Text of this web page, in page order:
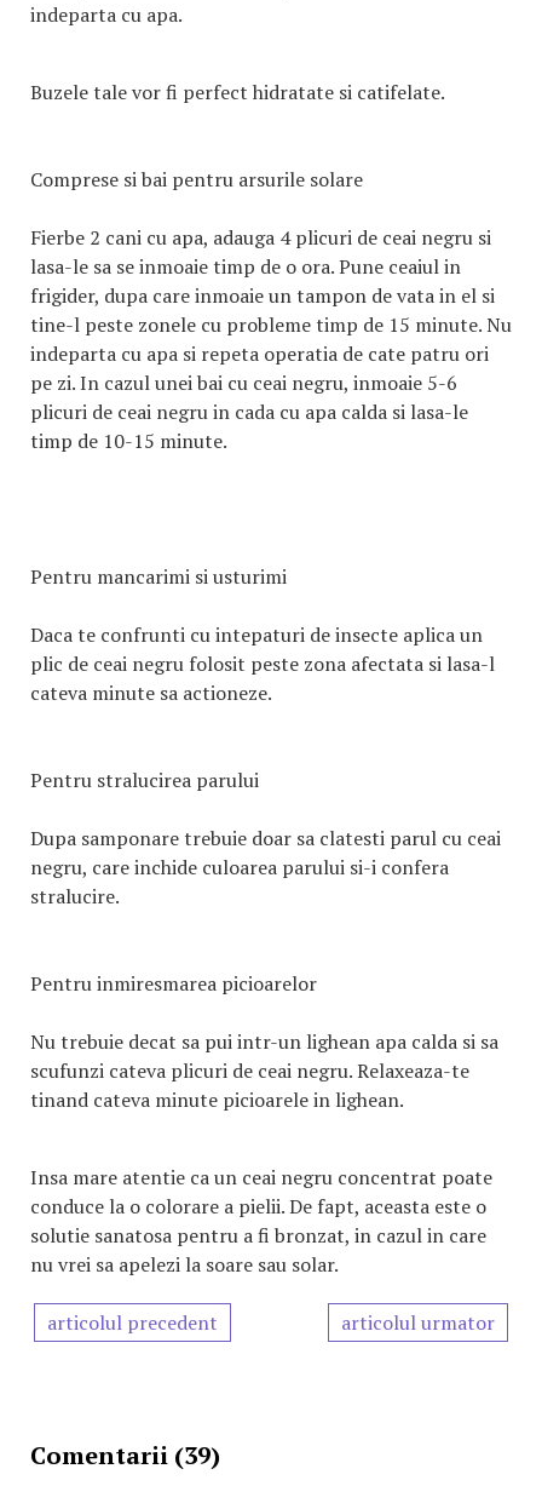
indeparta cu apa.
Buzele tale vor fi perfect hidratate si catifelate.
Comprese si bai pentru arsurile solare
Fierbe 2 cani cu apa, adauga 4 plicuri de ceai negru si
lasa-le sa se inmoaie timp de o ora. Pune ceaiul in
frigider, dupa care inmoaie un tampon de vata in el si
tine-l peste zonele cu probleme timp de 15 minute. Nu
indeparta cu apa si repeta operatia de cate patru ori
pe zi. In cazul unei bai cu ceai negru, inmoaie 5-6
plicuri de ceai negru in cada cu apa calda si lasa-le
timp de 10-15 minute.
Pentru mancarimi si usturimi
Daca te confrunti cu intepaturi de insecte aplica un
plic de ceai negru folosit peste zona afectata si lasa-l
cateva minute sa actioneze.
Pentru stralucirea parului
Dupa samponare trebuie doar sa clatesti parul cu ceai
negru, care inchide culoarea parului si-i confera
stralucire.
Pentru inmiresmarea picioarelor
Nu trebuie decat sa pui intr-un lighean apa calda si sa
scufunzi cateva plicuri de ceai negru. Relaxeaza-te
tinand cateva minute picioarele in lighean.
Insa mare atentie ca un ceai negru concentrat poate
conduce la o colorare a pielii. De fapt, aceasta este o
solutie sanatosa pentru a fi bronzat, in cazul in care
nu vrei sa apelezi la soare sau solar.
articolul precedent articolul urmator
Comentarii (39)